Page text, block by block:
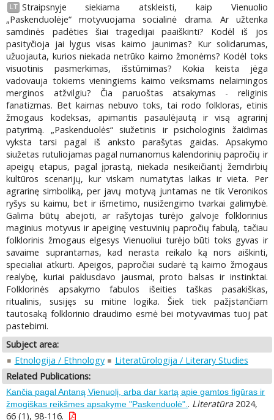
LT Straipsnyje siekiama atskleisti, kaip Vienuolio
„Paskenduolėje“ motyvuojama socialinė drama. Ar užtenka
samdinės padėties šiai tragedijai paaiškinti? Kodėl iš jos
pasityčioja jai lygus visas kaimo jaunimas? Kur solidarumas,
užuojauta, kurios niekada netrūko kaimo žmonėms? Kodėl toks
visuotinis pasmerkimas, išstūmimas? Kokia keista jėga
vadovauja tokiems vieningiems kaimo veiksmams nelaimingos
merginos atžvilgiu? Čia paruoštas atsakymas - religinis
fanatizmas. Bet kaimas nebuvo toks, tai rodo folkloras, etinis
žmogaus kodeksas, apimantis pasaulėjautą ir visą agrarinį
patyrimą. „Paskenduolės“ siužetinis ir psichologinis žaidimas
vyksta tarsi pagal iš anksto parašytas gaidas. Apsakymo
siužetas rutuliojamas pagal numanomus kalendorinių papročių ir
apeigų etapus, pagal įprastą, niekada nesikeičiantį žemdirbių
kultūros scenarijų, kur viskam numatytas laikas ir vieta. Per
agrarinę simboliką, per javų motyvą juntamas ne tik Veronikos
ryšys su kaimu, bet ir išmetimo, nusižengimo tvarkai galimybė.
Galima būtų abejoti, ar rašytojas turėjo galvoje folklorinius
maginius motyvus ir apeiginę vestuvinių papročių fabulą, tačiau
folklorinis žmogaus elgesys Vienuoliui turėjo būti toks gyvas ir
savaime suprantamas, kad nerasta reikalo ką nors aiškinti,
specialiai atkurti. Apeigos, papročiai sudarė tą kaimo žmogaus
realybę, kuriai paklusdavo jausmai, proto balsas ir instinktai.
Folklorinės apsakymo fabulos išeities taškas pasakiškas,
ritualinis, susijęs su mitine logika. Šiek tiek pažįstančiam
tautosaką folklorinio draudimo esmė bei motyvavimas tuoj pat
pastebimi.
Subject area:
Etnologija / Ethnology
Literatūrologija / Literary Studies
Related Publications:
Kančia pagal Antaną Vienuolį, arba dar kartą apie gamtos figūras ir
žmogiškas reikšmes apsakyme "Paskenduolė".. Literatūra2024,
66 (1), 98-116.